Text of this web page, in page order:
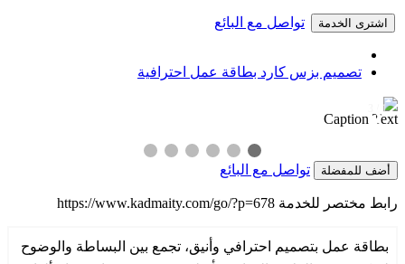
اشترى الخدمة تواصل مع البائع
تصميم بزس كارد بطاقة عمل احترافية
1 / 3
Caption Text
❮
أضف للمفضلة تواصل مع البائع
رابط مختصر للخدمة https://www.kadmaity.com/go/?p=678
بطاقة عمل بتصميم احترافي وأنيق، تجمع بين البساطة والوضوح